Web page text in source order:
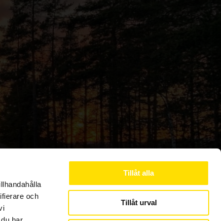
och
Tillåt alla
Tillåt urval
Följ oss gärna på sociala medier